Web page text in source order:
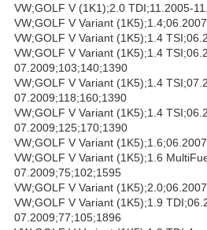
VW;GOLF V (1K1);2.0 TDI;11.2005-
VW;GOLF V Variant
VW;GOLF V Variant (1K5);1.4
VW;GOLF V Variant (1K5);1.4
07.2009;103;140;1390
VW;GOLF V Variant (1K5);1.4
07.2009;118;160;1390
VW;GOLF V Variant (1K5);1.4
07.2009;125;170;1390
VW;GOLF V Variant
VW;GOLF V Variant (1K5);1.6
07.2009;75;102;1595
VW;GOLF V Variant
VW;GOLF V Variant (1K5);1.9
07.2009;77;105;1896